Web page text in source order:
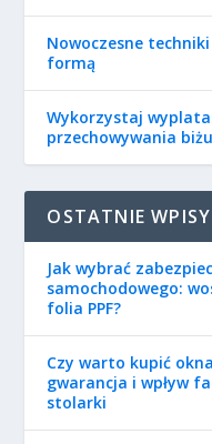
Nowoczesne
formą
Wykorzystaj
przechowywania
OSTATNIE WPISY
Jak wybrać
samochodowego:
folia PPF?
Czy warto kupić
gwarancja i wpływ
stolarki